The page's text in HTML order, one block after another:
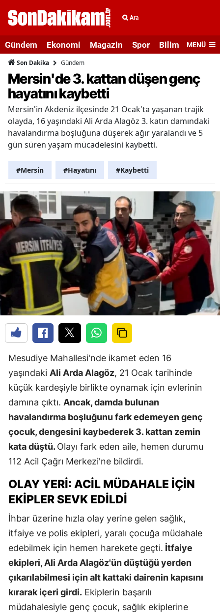
Ara
Gündem Ekonomi Magazin Spor Bilim veMENÜ
Son Dakika Gündem
Mersin'de 3. kattan düşen genç
hayatını kaybetti
Mersin'in Akdeniz ilçesinde 21 Ocak'ta yaşanan trajik
olayda, 16 yaşındaki Ali Arda Alagöz 3. katın damındaki
havalandırma boşluğuna düşerek ağır yaralandı ve 5
gün süren yaşam mücadelesini kaybetti.
#Mersin #Hayatını #Kaybetti
Mesudiye Mahallesi'nde ikamet eden 16
yaşındaki Ali Arda Alagöz, 21 Ocak tarihinde
küçük kardeşiyle birlikte oynamak için evlerinin
damına çıktı. Ancak, damda bulunan
havalandırma boşluğunu fark edemeyen genç
çocuk, dengesini kaybederek 3. kattan zemin
kata düştü.Olayı fark eden aile, hemen durumu
112 Acil Çağrı Merkezi'ne bildirdi.
OLAY YERI: ACIL MÜDAHALE İÇIN
EKIPLER SEVK EDILDI
İhbar üzerine hızla olay yerine gelen sağlık,
itfaiye ve polis ekipleri, yaralı çocuğa müdahale
edebilmek için hemen harekete geçti. İtfaiye
ekipleri, Ali Arda Alagöz'ün düştüğü yerden
çıkarılabilmesi için alt kattaki dairenin kapısını
kırarak içeri girdi. Ekiplerin başarılı
müdahalesiyle genç çocuk, sağlık ekiplerine